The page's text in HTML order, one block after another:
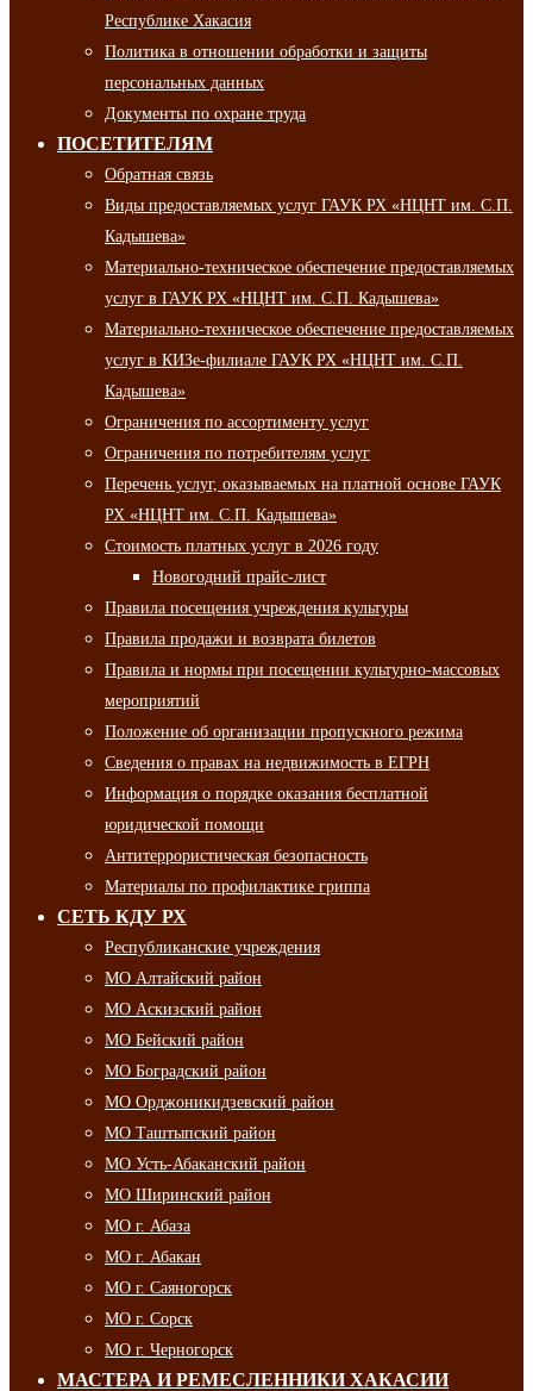
Республике Хакасия
Политика в отношении обработки и защиты
персональных данных
Документы по охране труда
ПОСЕТИТЕЛЯМ
Обратная связь
Виды предоставляемых услуг ГАУК РХ «НЦНТ им. С.П.
Кадышева»
Материально-техническое обеспечение предоставляемых
услуг в ГАУК РХ «НЦНТ им. С.П. Кадышева»
Материально-техническое обеспечение предоставляемых
услуг в КИЗе-филиале ГАУК РХ «НЦНТ им. С.П.
Кадышева»
Ограничения по ассортименту услуг
Ограничения по потребителям услуг
Перечень услуг, оказываемых на платной основе ГАУК
РХ «НЦНТ им. С.П. Кадышева»
Стоимость платных услуг в 2026 году
Новогодний прайс-лист
Правила посещения учреждения культуры
Правила продажи и возврата билетов
Правила и нормы при посещении культурно-массовых
мероприятий
Положение об организации пропускного режима
Сведения о правах на недвижимость в ЕГРН
Информация о порядке оказания бесплатной
юридической помощи
Антитеррористическая безопасность
Материалы по профилактике гриппа
СЕТЬ КДУ РХ
Республиканские учреждения
МО Алтайский район
МО Аскизский район
МО Бейский район
МО Боградский район
МО Орджоникидзевский район
МО Таштыпский район
МО Усть-Абаканский район
МО Ширинский район
МО г. Абаза
МО г. Абакан
МО г. Саяногорск
МО г. Сорск
МО г. Черногорск
МАСТЕРА И РЕМЕСЛЕННИКИ ХАКАСИИ